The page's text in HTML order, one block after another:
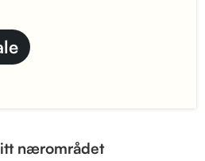
nærområdet